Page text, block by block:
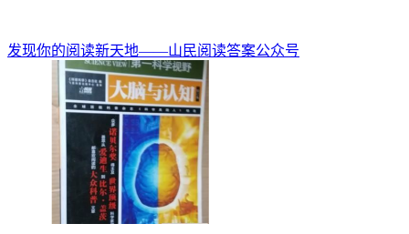
发现你的阅读新天地——山民阅读答案公众号